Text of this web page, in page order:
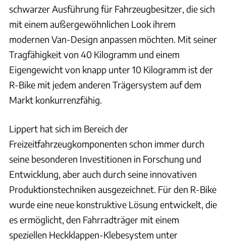
schwarzer Ausführung für Fahrzeugbesitzer, die sich
mit einem außergewöhnlichen Look ihrem
modernen Van-Design anpassen möchten. Mit seiner
Tragfähigkeit von 40 Kilogramm und einem
Eigengewicht von knapp unter 10 Kilogramm ist der
R-Bike mit jedem anderen Trägersystem auf dem
Markt konkurrenzfähig.
Lippert hat sich im Bereich der
Freizeitfahrzeugkomponenten schon immer durch
seine besonderen Investitionen in Forschung und
Entwicklung, aber auch durch seine innovativen
Produktionstechniken ausgezeichnet. Für den R-Bike
wurde eine neue konstruktive Lösung entwickelt, die
es ermöglicht, den Fahrradträger mit einem
speziellen Heckklappen-Klebesystem unter